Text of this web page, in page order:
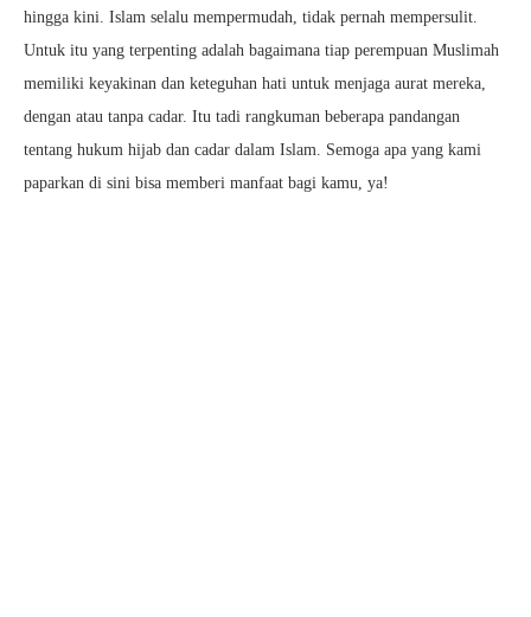
hingga kini. Islam selalu mempermudah, tidak pernah mempersulit.
Untuk itu yang terpenting adalah bagaimana tiap perempuan Muslimah
memiliki keyakinan dan keteguhan hati untuk menjaga aurat mereka,
dengan atau tanpa cadar. Itu tadi rangkuman beberapa pandangan
tentang hukum hijab dan cadar dalam Islam. Semoga apa yang kami
paparkan di sini bisa memberi manfaat bagi kamu, ya!